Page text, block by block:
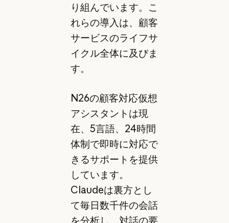
り組んでいます。こ
れらの導入は、顧客
サービスのライフサ
イクル全体に及びま
す。
N26の顧客対応仮想
アシスタントは現
在、5言語、24時間
体制で即時に対応で
きるサポートを提供
しています。
Claudeは裏方とし
て毎日数千件の会話